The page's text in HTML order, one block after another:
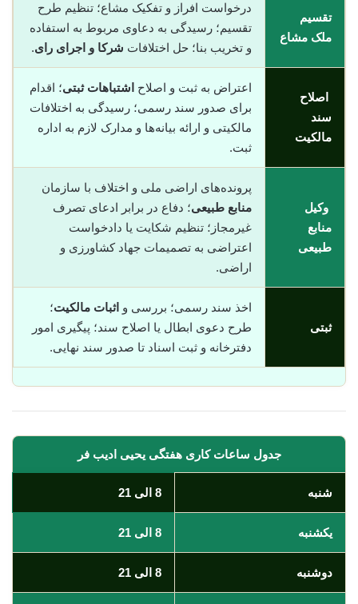
تقسیم
ملک مشاع
درخواست افراز و تفکیک مشاع؛ تنظیم طرح
تقسیم؛ رسیدگی به دعاوی مربوط به استفاده
و تخریب بنا؛ حل اختلافات شرکا و اجرای رای.
اصلاح
سند
مالکیت
اعتراض به ثبت و اصلاح اشتباهات ثبتی؛ اقدام
برای صدور سند رسمی؛ رسیدگی به اختلافات
مالکیتی و ارائه بیانه‌ها و مدارک لازم به اداره
ثبت.
وکیل
منابع
طبیعی
پرونده‌های اراضی ملی و اختلاف با سازمان
منابع طبیعی؛ دفاع در برابر ادعای تصرف
غیرمجاز؛ تنظیم شکایت یا دادخواست
اعتراضی به تصمیمات جهاد کشاورزی و
اراضی.
ثبتی
اخذ سند رسمی؛ بررسی و اثبات مالکیت؛
طرح دعوی ابطال یا اصلاح سند؛ پیگیری امور
دفترخانه و ثبت اسناد تا صدور سند نهایی.
جدول ساعات کاری هفتگی یحیی ادیب فر
شنبه 8 الی 21
یکشنبه 8 الی 21
دوشنبه 8 الی 21